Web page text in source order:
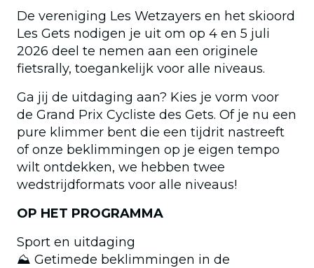
De vereniging Les Wetzayers en het skioord
Les Gets nodigen je uit om op 4 en 5 juli
2026 deel te nemen aan een originele
fietsrally, toegankelijk voor alle niveaus.
Ga jij de uitdaging aan? Kies je vorm voor
de Grand Prix Cycliste des Gets. Of je nu een
pure klimmer bent die een tijdrit nastreeft
of onze beklimmingen op je eigen tempo
wilt ontdekken, we hebben twee
wedstrijdformats voor alle niveaus!
OP HET PROGRAMMA
Sport en uitdaging
⛰️ Getimede beklimmingen in de